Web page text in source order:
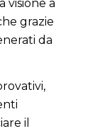
visione a
grazie
da
il